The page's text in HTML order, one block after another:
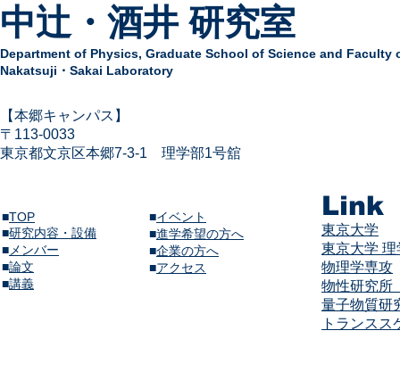
中辻・酒井 研究室
Department of Physics, Graduate School of Science and Faculty
Nakatsuji・Sakai Laboratory
​【本郷キャンパス】
〒113-0033
東京都文京区本郷7-3-1
理学部1号舘
■TOP
■研究内容・設備
■ メンバー
​■論文
​■講義​
■イベント
​■進学希望の方へ
■企業の方へ
​■アクセス
Link
東京大学
東京大学
物理学専攻
物性研究所
量子物質研
トランス